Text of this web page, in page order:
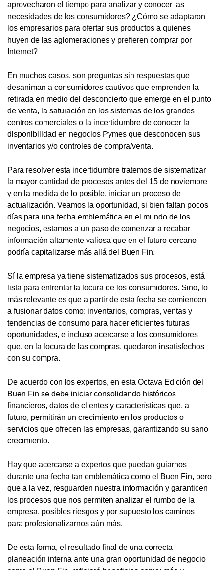
aprovecharon el tiempo para analizar y conocer las
necesidades de los consumidores? ¿Cómo se adaptaron
los empresarios para ofertar sus productos a quienes
huyen de las aglomeraciones y prefieren comprar por
Internet?
En muchos casos, son preguntas sin respuestas que
desaniman a consumidores cautivos que emprenden la
retirada en medio del desconcierto que emerge en el punto
de venta, la saturación en los sistemas de los grandes
centros comerciales o la incertidumbre de conocer la
disponibilidad en negocios Pymes que desconocen sus
inventarios y/o controles de compra/venta.
Para resolver esta incertidumbre tratemos de sistematizar
la mayor cantidad de procesos antes del 15 de noviembre
y en la medida de lo posible, iniciar un proceso de
actualización. Veamos la oportunidad, si bien faltan pocos
días para una fecha emblemática en el mundo de los
negocios, estamos a un paso de comenzar a recabar
información altamente valiosa que en el futuro cercano
podría capitalizarse más allá del Buen Fin.
Sí la empresa ya tiene sistematizados sus procesos, está
lista para enfrentar la locura de los consumidores. Sino, lo
más relevante es que a partir de esta fecha se comiencen
a fusionar datos como: inventarios, compras, ventas y
tendencias de consumo para hacer eficientes futuras
oportunidades, e incluso acercarse a los consumidores
que, en la locura de las compras, quedaron insatisfechos
con su compra.
De acuerdo con los expertos, en esta Octava Edición del
Buen Fin se debe iniciar consolidando históricos
financieros, datos de clientes y características que, a
futuro, permitirán un crecimiento en los productos o
servicios que ofrecen las empresas, garantizando su sano
crecimiento.
Hay que acercarse a expertos que puedan guiarnos
durante una fecha tan emblemática como el Buen Fin, pero
que a la vez, resguarden nuestra información y garanticen
los procesos que nos permiten analizar el rumbo de la
empresa, posibles riesgos y por supuesto los caminos
para profesionalizarnos aún más.
De esta forma, el resultado final de una correcta
planeación interna ante una gran oportunidad de negocio